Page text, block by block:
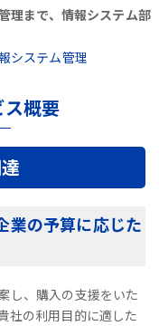
理まで、情報システム部
概要
業の予算に応じた
し、購入の支援をいた
社の利用目的に適した